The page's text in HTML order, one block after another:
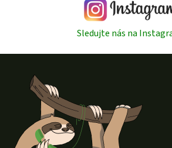
Sledujte nás na